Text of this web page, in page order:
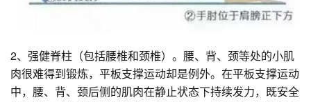
2、强健脊柱（包括腰椎和颈椎）。腰、背、颈等处的小肌
肉很难得到锻炼，平板支撑运动却是例外。在平板支撑运动
中，腰、背、颈后侧的肌肉在静止状态下持续发力，既安全